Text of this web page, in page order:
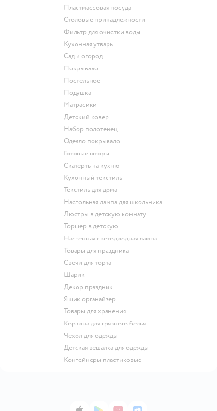
Пластмассовая посуда
Столовые принадлежности
Фильтр для очистки воды
Кухонная утварь
Сад и огород
Покрывало
Постельное
Подушка
Матрасики
Детский ковер
Набор полотенец
Одеяло покрывало
Готовые шторы
Скатерть на кухню
Кухонный текстиль
Текстиль для дома
Настольная лампа для школьника
Люстры в детскую комнату
Торшер в детскую
Настенная светодиодная лампа
Товары для праздника
Свечи для торта
Шарик
Декор праздник
Ящик органайзер
Товары для хранения
Корзина для грязного белья
Чехол для одежды
Детская вешалка для одежды
Контейнеры пластиковые